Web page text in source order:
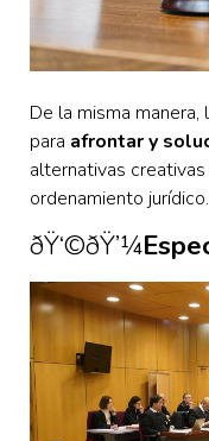
De la misma
para afrontar y
alternativas
ordenamiento jurídico.
ðŸ‘©‍ðŸ’¼